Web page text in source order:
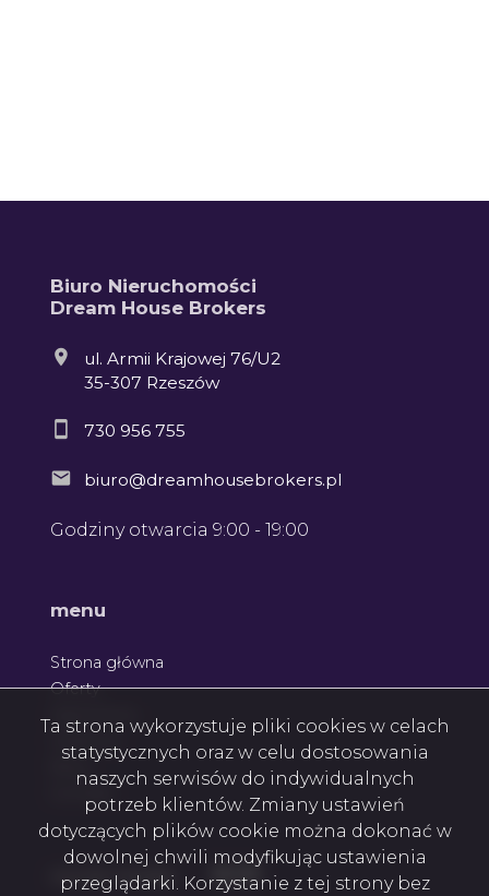
Biuro Nieruchomości
Dream House Brokers
ul. Armii Krajowej 76/U2
35-307 Rzeszów
730 956 755
biuro@dreamhousebrokers.pl
Godziny otwarcia 9:00 - 19:00
menu
Strona główna
Oferty
social media Facebook
Facebook
Facebook
Ta strona wykorzystuje pliki cookies w celach
statystycznych oraz w celu dostosowania
naszych serwisów do indywidualnych
potrzeb klientów. Zmiany ustawień
dotyczących plików cookie można dokonać w
dowolnej chwili modyfikując ustawienia
przeglądarki. Korzystanie z tej strony bez